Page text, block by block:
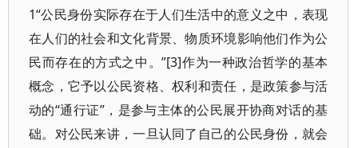
1“公民身份实际存在于人们生活中的意义之中，表现
在人们的社会和文化背景、物质环境影响他们作为公
民而存在的方式之中。”[3]作为一种政治哲学的基本
概念，它予以公民资格、权利和责任，是政策参与活
动的“通行证”，是参与主体的公民展开协商对话的基
础。对公民来讲，一旦认同了自己的公民身份，就会